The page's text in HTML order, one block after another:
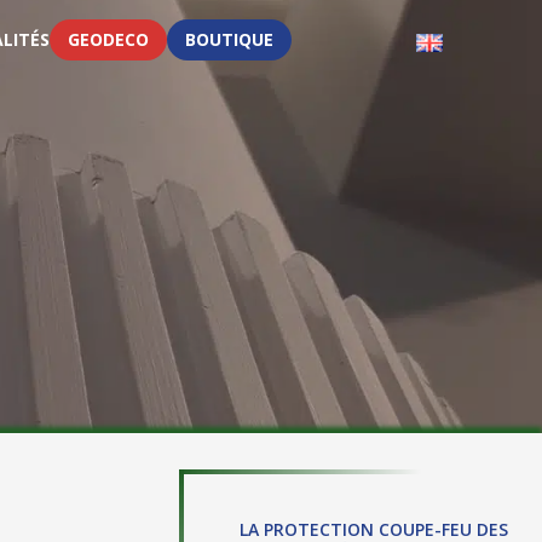
GEODECO BOUTIQUE
CONTACTER UN EXPERT
GEOPRO OUTIL DE CALCUL
LA PROTECTION COUPE-FEU DES